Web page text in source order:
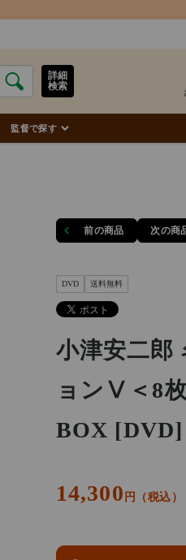
詳細
検索
監督で探す
前の商品 次の商
DVD 送料無料
小津安二郎
ョンⅤ＜8
BOX [DVD]
14,300 円（税込）